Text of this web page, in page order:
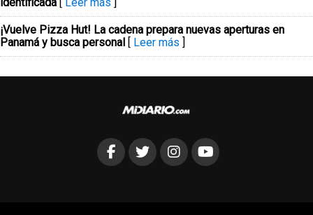
¡Vuelve Pizza Hut! La cadena prepara nuevas aperturas en
Panamá y busca personal [ Leer más ]